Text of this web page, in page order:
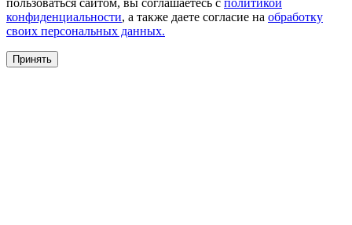
конфиденциальности, а также даете согласие на обработку
своих персональных данных.
Принять